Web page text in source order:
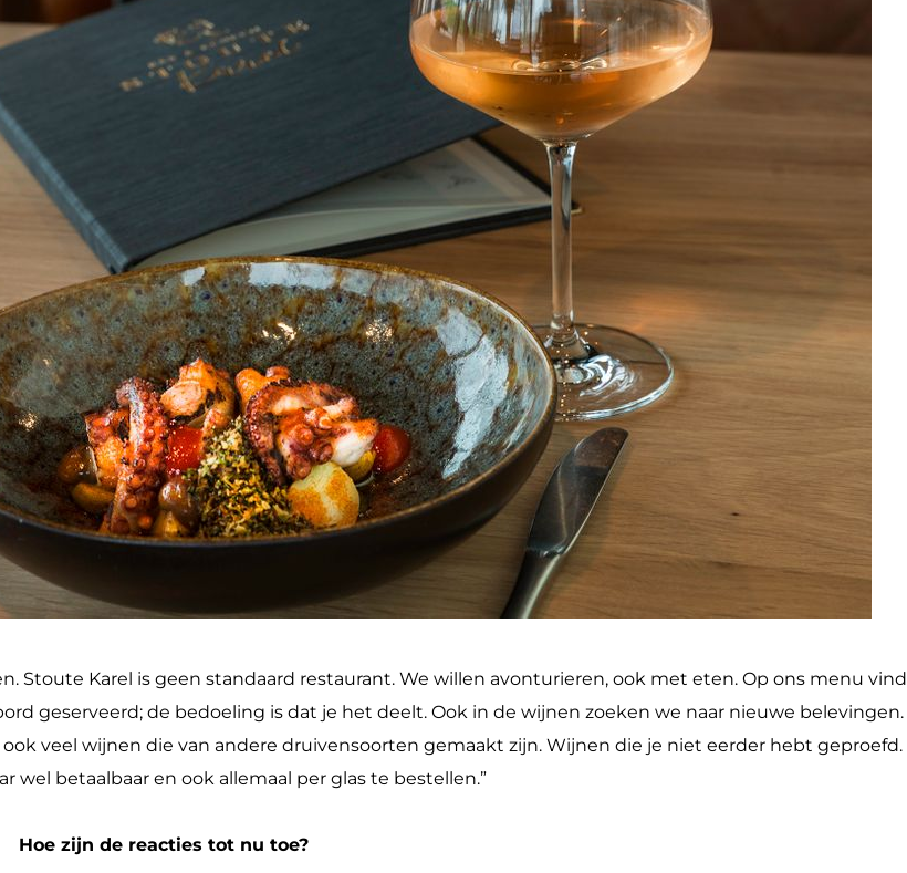
Stoute Karel is geen standaard restaurant. We willen avonturieren, ook met eten. Op ons menu vind
geserveerd; de bedoeling is dat je het deelt. Ook in de wijnen zoeken we naar nieuwe belevingen.
veel wijnen die van andere druivensoorten gemaakt zijn. Wijnen die je niet eerder hebt geproefd.
wel betaalbaar en ook allemaal per glas te bestellen.”
Hoe zijn de reacties tot nu toe?